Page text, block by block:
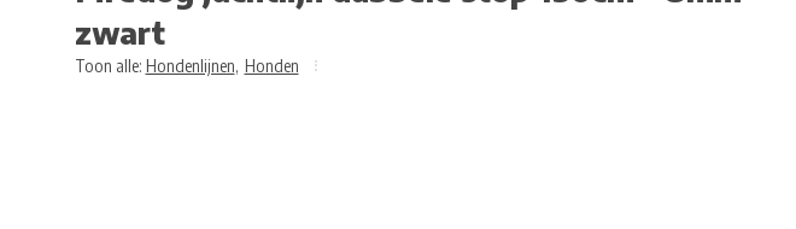
zwart
Toon alle: Hondenlijnen, Honden